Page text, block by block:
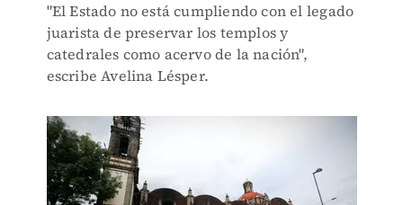
"El Estado no está cumpliendo con el legado
juarista de preservar los templos y
catedrales como acervo de la nación",
escribe Avelina Lésper.